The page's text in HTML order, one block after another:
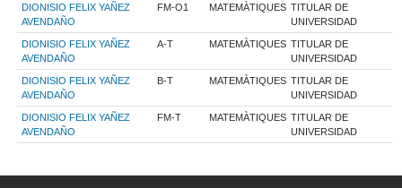
DIONISIO FELIX YAÑEZ
AVENDAÑO
FM-O1 MATEMÀTIQUES TITULAR DE
UNIVERSIDAD
DIONISIO FELIX YAÑEZ
AVENDAÑO
A-T MATEMÀTIQUES TITULAR DE
UNIVERSIDAD
DIONISIO FELIX YAÑEZ
AVENDAÑO
B-T MATEMÀTIQUES TITULAR DE
UNIVERSIDAD
DIONISIO FELIX YAÑEZ
AVENDAÑO
FM-T MATEMÀTIQUES TITULAR DE
UNIVERSIDAD